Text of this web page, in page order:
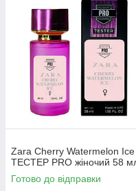
Zara Cherry Watermelon Ice
ТЕСТЕР PRO жіночий 58
Готово до відправки